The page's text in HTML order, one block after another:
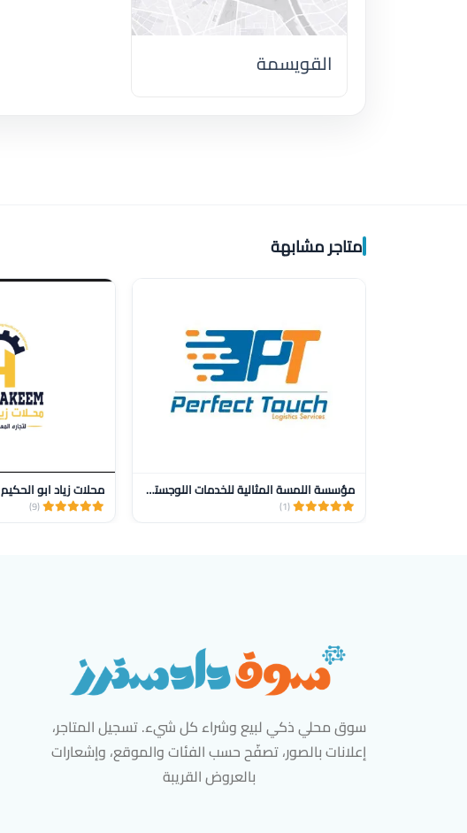
القويسمة
متاجر مشابهة
مؤسسة اللمسة المثالية للخدمات اللوجستية للنقل
(1)
محلات زياد ابو الحكيم
(9)
سوق محلي ذكي لبيع وشراء كل شيء. تسجيل المتاجر،
إعلانات بالصور، تصفّح حسب الفئات والموقع، وإشعارات
بالعروض القريبة